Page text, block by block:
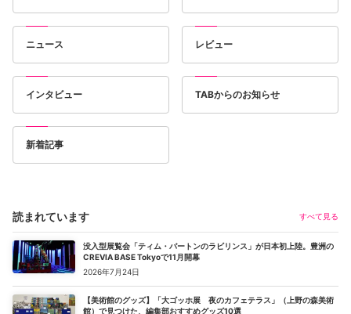
ニュース レビュー
インタビュー TABからのお知らせ
新着記事
読まれています すべて見る
没入型展覧会「ティム・バートンのラビリンス」が日本初上陸。豊洲の
CREVIA BASE Tokyoで11月開幕
2026年7月24日
【美術館のグッズ】「大ゴッホ展 夜のカフェテラス」（上野の森美術
館）で見つけた、編集部おすすめグッズ10選